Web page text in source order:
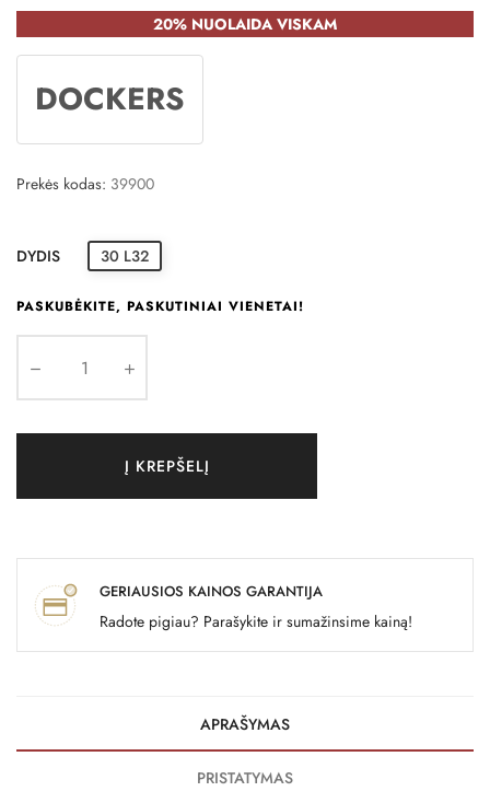
20% NUOLAIDA VISKAM
DOCKERS
Prekės kodas: 39900
DYDIS 30 L32
PASKUBĖKITE, PASKUTINIAI VIENETAI!
Į KREPŠELĮ
GERIAUSIOS KAINOS GARANTIJA
Radote pigiau? Parašykite ir sumažinsime kainą!
APRAŠYMAS
PRISTATYMAS